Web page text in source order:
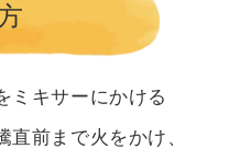
ミキサーにかける
前まで火をかけ、